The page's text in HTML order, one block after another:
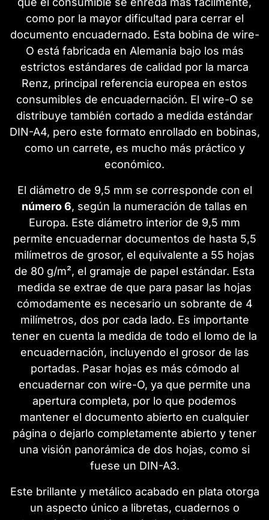
como por la mayor dificultad para cerrar el
documento encuadernado. Esta bobina de wire-
O está fabricada en Alemania bajo los más
estrictos estándares de calidad por la marca
Renz, principal referencia europea en estos
consumibles de encuadernación. El wire-O se
distribuye también cortado a medida estándar
DIN-A4, pero este formato enrollado en bobinas,
como un carrete, es mucho más práctico y
económico.
El diámetro de 9,5 mm se corresponde con el
número 6, según la numeración de tallas en
Europa. Este diámetro interior de 9,5 mm
permite encuadernar documentos de hasta 5,5
milímetros de grosor, el equivalente a 55 hojas
de 80 g/m², el gramaje de papel estándar. Esta
medida se extrae de que para pasar las hojas
cómodamente es necesario un sobrante de 4
milímetros, dos por cada lado. Es importante
tener en cuenta la medida de todo el lomo de la
encuadernación, incluyendo el grosor de las
portadas. Pasar hojas es más cómodo al
encuadernar con wire-O, ya que permite una
apertura completa, por lo que podemos
mantener el documento abierto en cualquier
página o dejarlo completamente abierto y tener
una visión panorámica de dos hojas, como si
fuese un DIN-A3.
Este brillante y metálico acabado en plata otorga
un aspecto único a libretas, cuadernos o